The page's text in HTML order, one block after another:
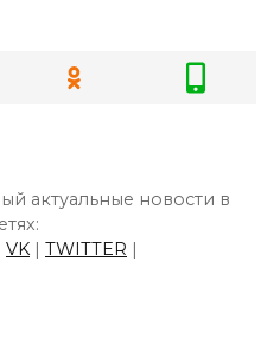
актуальные новости в
VK | TWITTER |